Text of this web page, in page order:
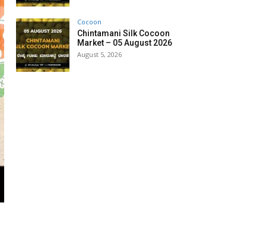
Cocoon
Chintamani Silk Cocoon
Market – 05 August 2026
August 5, 2026